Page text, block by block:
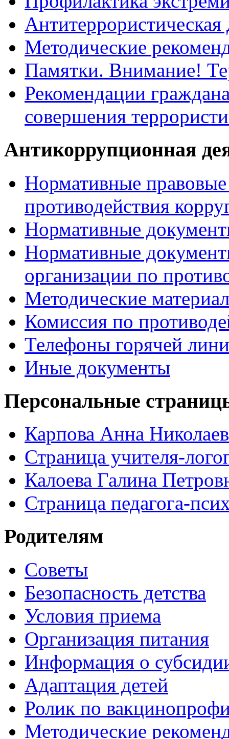
Антитеррористическая
Методические
Памятки. Внимание!
Рекомендации
совершения
Антикоррупционная
Нормативные
противодействия
Нормативные
Нормативные
организации по
Методические
Комиссия по
Телефоны горячей
Иные документы
Персональные
Карпова Анна
Страница учителя-
Калоева Галина
Страница педагога-
Родителям
Советы
Безопасность детства
Условия приема
Организация питания
Информация о
Адаптация детей
Ролик по
Методические